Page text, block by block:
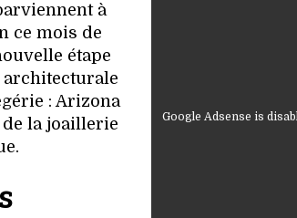
à
ce mois de
étape
architecturale
: Arizona
la joaillerie
Google Adsense is